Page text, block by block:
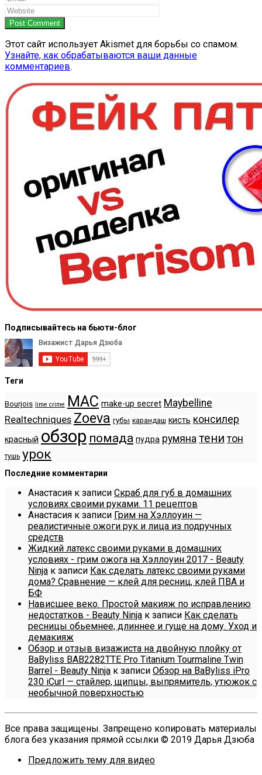
Post Comment
Этот сайт использует Akismet для борьбы со спамом.
Узнайте, как обрабатываются ваши данные
комментариев.
Подписывайтесь на бьюти-блог
Теги
Bourjois lime crime MAC make-up secret Maybelline
Realtechniques Zoeva губы карандаш кисть консилер
красный обзор помада пудра румяна тени тон
тушь урок
Последние комментарии
Анастасия к записи Скраб для губ в домашних
условиях своими руками. 11 рецептов
Анастасия к записи Грим на Хэллоуин —
реалистичные ожоги рук и лица из подручных
средств
Жидкий латекс своими руками в домашних
условиях - грим ожога на Хэллоуин 2017 - Beauty
Ninja к записи Как сделать латекс своими руками
дома? Сравнение — клей для ресниц, клей ПВА и
БФ
Нависшее веко. Простой макияж по исправлению
недостатков - Beauty Ninja к записи Как сделать
ресницы обьемнее, длиннее и гуще на дому. Уход и
демакияж
Обзор и отзыв визажиста на двойную плойку от
BaByliss BAB2282TTE Pro Titanium Tourmaline Twin
Barrel - Beauty Ninja к записи Обзор на BaByliss iPro
230 iCurl — стайлер, щипцы, выпрямитель, утюжок с
необычной поверхностью
Все права защищены. Запрещено копировать материалы
блога без указания прямой ссылки © 2019 Дарья Дзюба
Предложить тему для видео